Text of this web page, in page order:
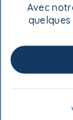
ASTUCES
Avec
quelques